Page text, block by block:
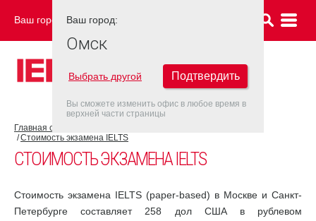
Ваш город: ОМСК
Главная страница
Стоимость экзамена IELTS
СТОИМОСТЬ ЭКЗАМЕНА IELTS
Стоимость экзамена IELTS (paper-based) в Москве и Санкт-
Петербурге составляет 258 дол США в рублевом
Ваш город:
Омск
Выбрать другой Подтвердить
Вы сможете изменить офис в любое время в
верхней части страницы